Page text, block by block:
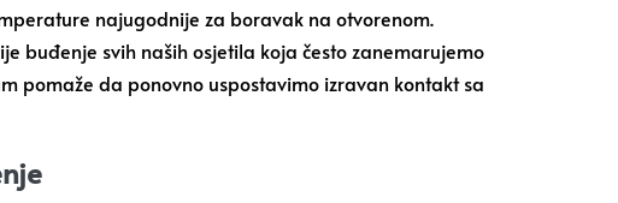
najugodnije za boravak na otvorenom.
buđenje svih naših osjetila koja često zanemarujemo
pomaže da ponovno uspostavimo izravan kontakt sa